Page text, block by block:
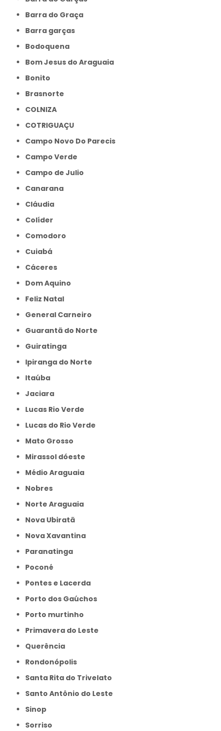
Barra do Graça
Barra garças
Bodoquena
Bom Jesus do Araguaia
Bonito
Brasnorte
COLNIZA
COTRIGUAÇU
Campo Novo Do Parecis
Campo Verde
Campo de Julio
Canarana
Cláudia
Colíder
Comodoro
Cuiabá
Cáceres
Dom Aquino
Feliz Natal
General Carneiro
Guarantã do Norte
Guiratinga
Ipiranga do Norte
Itaúba
Jaciara
Lucas Rio Verde
Lucas do Rio Verde
Mato Grosso
Mirassol dóeste
Médio Araguaia
Nobres
Norte Araguaia
Nova Ubiratã
Nova Xavantina
Paranatinga
Poconé
Pontes e Lacerda
Porto dos Gaúchos
Porto murtinho
Primavera do Leste
Querência
Rondonópolis
Santa Rita do Trivelato
Santo Antônio do Leste
Sinop
Sorriso